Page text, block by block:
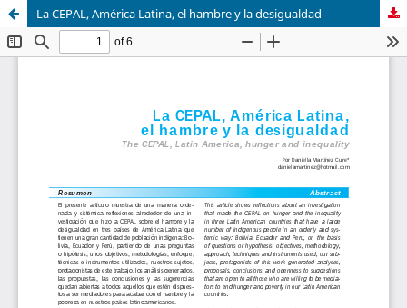
La CEPAL, América Latina, el hambre y la desigualdad